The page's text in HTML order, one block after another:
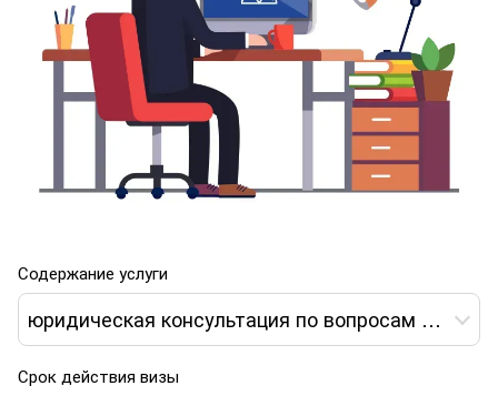
Содержание услуги
юридическая консультация по вопросам получения Е Визы тип С-14 в Украину
Срок действия визы